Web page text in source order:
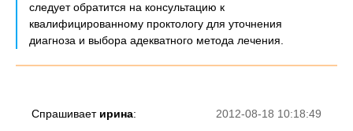
следует обратится на консультацию к
квалифицированному проктологу для уточнения
диагноза и выбора адекватного метода лечения.
2012-08-18 10:18:49
Спрашивает ирина: